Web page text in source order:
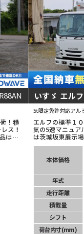
！積
ス！
は茨
せ
いすゞ エルフ
5t限定免許対応アル
エルフの標準１
気の5速マニュ
は茨城坂東展示
合せ下さい！
本体価格
年式
走行距離
積載量
シフト
荷台内寸(mm)